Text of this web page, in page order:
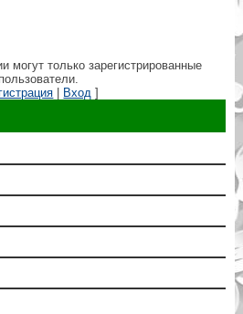
могут только зарегистрированные
пользователи.
| Вход ]